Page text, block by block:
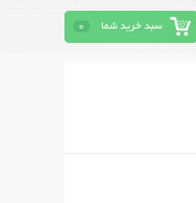
سبد خرید شما 0